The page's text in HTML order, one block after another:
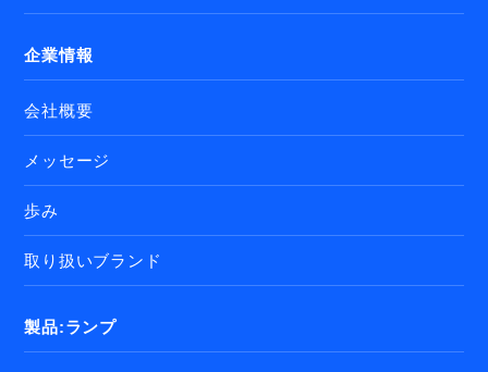
企業情報
会社概要
メッセージ
歩み
取り扱いブランド
製品:ランプ